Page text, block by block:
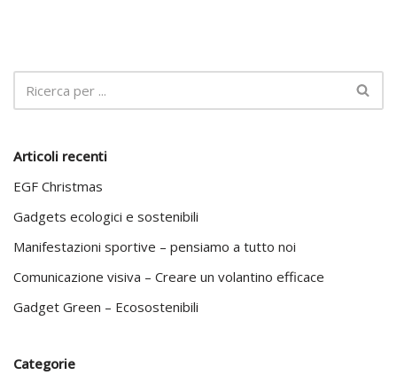
Articoli recenti
EGF Christmas
Gadgets ecologici e sostenibili
Manifestazioni sportive – pensiamo a tutto noi
Comunicazione visiva – Creare un volantino efficace
Gadget Green – Ecosostenibili
Categorie